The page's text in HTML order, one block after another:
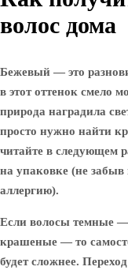
волос дома
Бежевый — это
в этот оттенок смело
природа наградила
просто нужно найти
читайте в следующем
на упаковке (не забыв
аллергию).
Если волосы темные
крашеные — то
будет сложнее.